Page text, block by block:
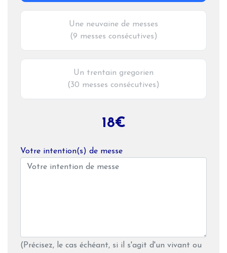
Une neuvaine de messes
(9 messes consécutives)
Un trentain gregorien
(30 messes consécutives)
18€
Votre intention(s) de messe
(Précisez, le cas échéant, si il s'agit d'un vivant ou